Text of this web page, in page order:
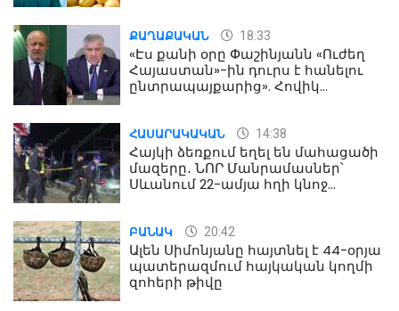
ՔԱՂԱՔԱԿԱՆ 18:33
«Էս քանի օրը Փաշինյանն «Ուժեղ
Հայաստան»-ին դուրս է հանելու
ընտրապայքարից». Հովիկ
ՀԱՍԱՐԱԿԱԿԱՆ 14:38
Հայկի ձեռքում եղել են մահացածի
մազերը․ ՆՈՐ Մանրամասներ՝
Սևանում 22-ամյա հղի կնոջ
ԲԱՆԱԿ 20:42
Ալեն Սիմոնյանը հայտնել է 44-օրյա
պատերազմում հայկական կողմի
զոհերի թիվը